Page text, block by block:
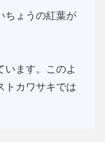
ちょうの紅葉が
います。このよ
トカワサキでは